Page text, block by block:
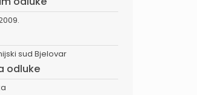
sud Bjelovar
odluke